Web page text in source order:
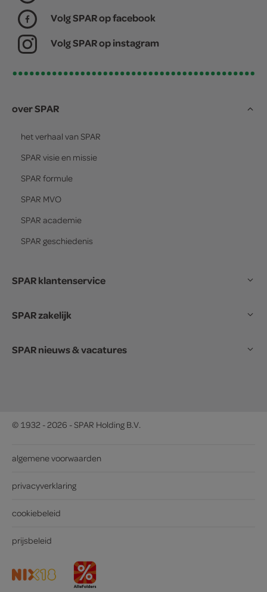
Volg SPAR op facebook
Volg SPAR op instagram
over SPAR
het verhaal van SPAR
SPAR visie en missie
SPAR formule
SPAR MVO
SPAR academie
SPAR geschiedenis
SPAR klantenservice
SPAR zakelijk
SPAR nieuws & vacatures
© 1932 - 2026 - SPAR Holding B.V.
algemene voorwaarden
privacyverklaring
cookiebeleid
prijsbeleid